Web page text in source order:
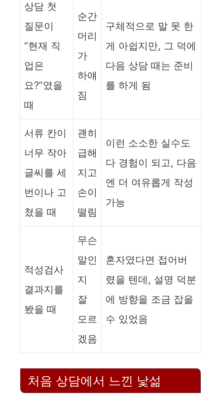
상담 첫
질문이
“현재 직
업은
요?”였을
때
순간
머리
가
하얘
짐
구체적으로 말 못 한
게 아쉽지만, 그 덕에
다음 상담 때는 준비
를 하게 됨
서류 칸이
너무 작아
글씨를 세
번이나 고
쳤을 때
괜히
급해
지고
손이
떨림
이런 소소한 실수도
다 경험이 되고, 다음
엔 더 여유롭게 작성
가능
적성검사
결과지를
봤을 때
무슨
말인
지
잘
모르
겠음
혼자였다면 접어버
렸을 텐데, 설명 덕분
에 방향을 조금 잡을
수 있었음
처음 상담에서 느낀 낯섦